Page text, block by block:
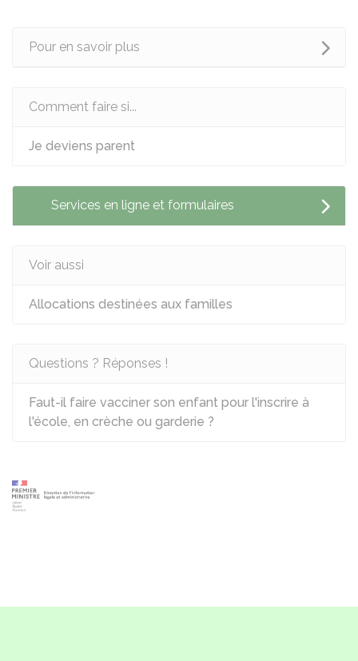
Pour en savoir plus
Comment faire si...
Je deviens parent
Services en ligne et formulaires
Voir aussi
Allocations destinées aux familles
Questions ? Réponses !
Faut-il faire vacciner son enfant pour l'inscrire à
l'école, en crèche ou garderie ?